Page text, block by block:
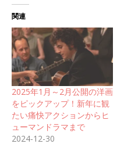
関連
2025年1月～2月公開の洋画
をピックアップ！新年に観
たい痛快アクションからヒ
ューマンドラマまで
2024-12-30